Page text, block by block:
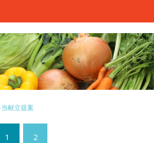
当献立提案
1 2